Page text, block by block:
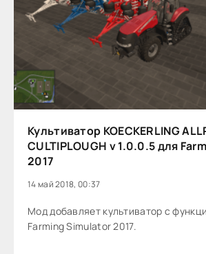
Культиватор KOECKERLING
CULTIPLOUGH v 1.0.0.5 для
2017
14 май 2018, 00:37
Мод добавляет культиватор с
Farming Simulator 2017.